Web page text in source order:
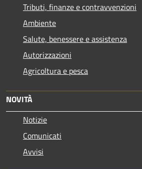
Tributi, finanze e contravvenzioni
Ambiente
Salute, benessere e assistenza
Autorizzazioni
Agricoltura e pesca
NOVITÀ
Notizie
Comunicati
Avvisi